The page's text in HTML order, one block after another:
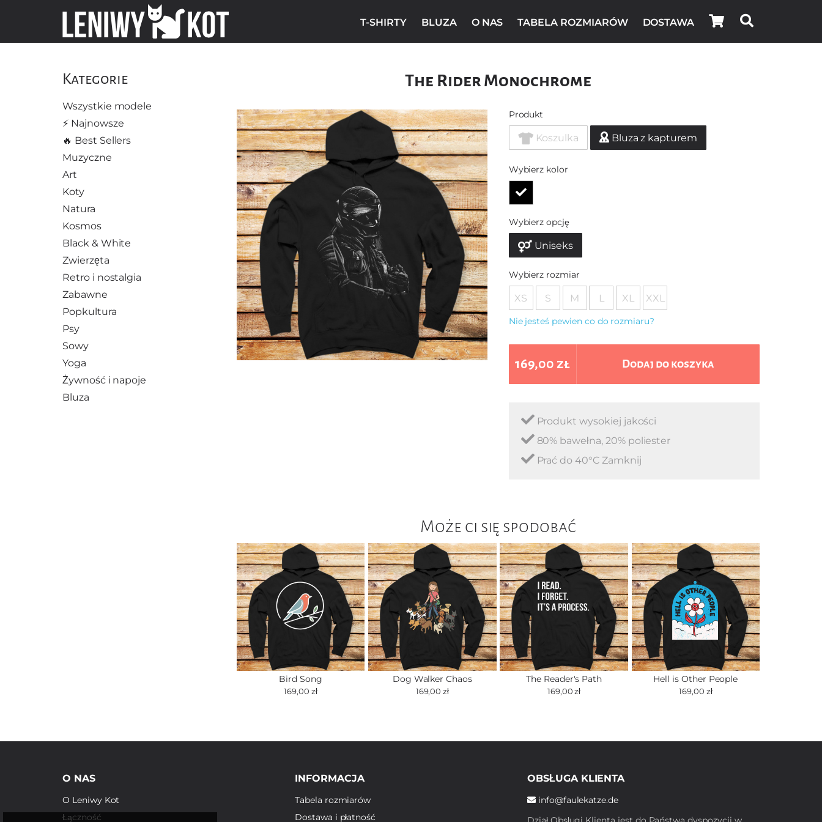
T-SHIRTY BLUZA O NAS TABELA ROZMIARÓW DOSTAWA
Kategorie
Wszystkie modele
⚡️ Najnowsze
🔥 Best Sellers
Muzyczne
Art
Koty
Natura
Kosmos
Black & White
Zwierzęta
Retro i nostalgia
Zabawne
Popkultura
Psy
Sowy
Yoga
Żywność i napoje
Bluza
The Rider Monochrome
Produkt
Koszulka Bluza z kapturem
Wybierz kolor
Wybierz opcję
Uniseks
Wybierz rozmiar
XS S M L XL XXL
Nie jesteś pewien co do rozmiaru?
169,00 zł Dodaj do koszyka
Produkt wysokiej jakości
80% bawełna, 20% poliester
Prać do 40°C Zamknij
Może ci się spodobać
Bird Song
169,00 zł
Dog Walker Chaos
169,00 zł
The Reader's Path
169,00 zł
Hell is Other People
169,00 zł
O NAS
O Leniwy Kot
Łączność
INFORMACJA
Tabela rozmiarów
Dostawa i płatność
OBSŁUGA KLIENTA
info@faulekatze.de